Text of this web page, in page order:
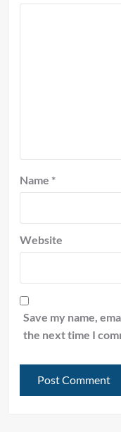
Name *
Website
Save my name,
the next time I